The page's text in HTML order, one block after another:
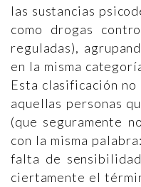
las sustancias
como drogas
reguladas),
en la misma
Esta clasificación
aquellas personas
(que seguramente
con la misma
falta de
ciertamente el